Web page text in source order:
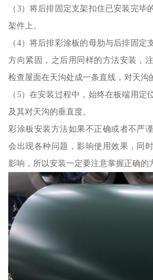
（3）将后排固定支架扣住已安装完
架件上。
（4）将后排彩涂板的母肋与后排固
方向紧固，之后用同样的方法安装，
检查屋面在天沟处成一条直线，对天沟
（5）在安装过程中，始终在板端用
及其对天沟的垂直度。
彩涂板安装方法如果不正确或者不严
会出现各种问题，影响使用效果，同
影响，所以安装一定要注意掌握正确的